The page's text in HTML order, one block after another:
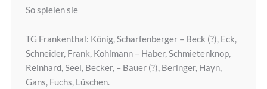
So spielen sie
TG Frankenthal: König, Scharfenberger – Beck (?), Eck,
Schneider, Frank, Kohlmann – Haber, Schmietenknop,
Reinhard, Seel, Becker, – Bauer (?), Beringer, Hayn,
Gans, Fuchs, Lüschen.